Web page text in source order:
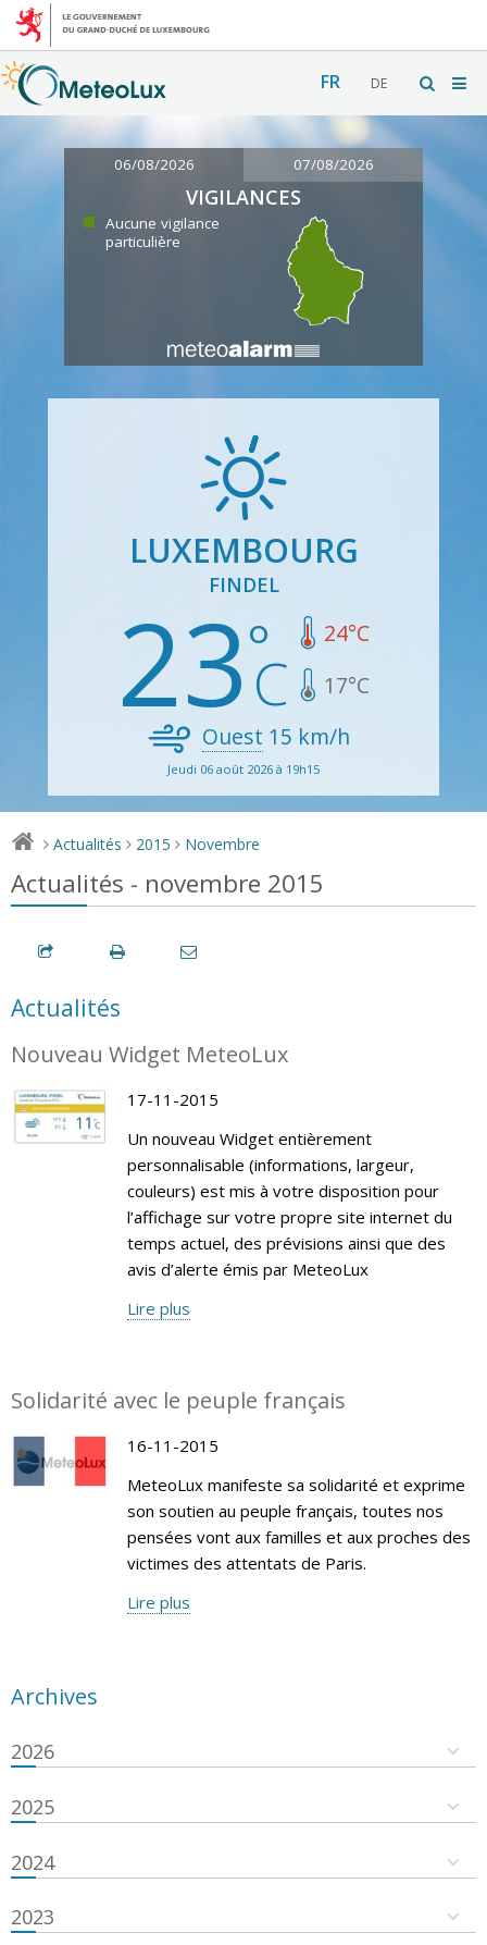
FR DE
06/08/2026 07/08/2026
VIGILANCES
Aucune vigilance
particulière
LUXEMBOURG
FINDEL
23 24°C
17°C
Ouest 15 km/h
Jeudi 06 août 2026 à 19h15
> Actualités > 2015 > Novembre
Actualités - novembre 2015
Actualités
Nouveau Widget MeteoLux
17-11-2015
Un nouveau Widget entièrement
personnalisable (informations, largeur,
couleurs) est mis à votre disposition pour
l’affichage sur votre propre site internet du
temps actuel, des prévisions ainsi que des
avis d’alerte émis par MeteoLux
Lire plus
Solidarité avec le peuple français
16-11-2015
MeteoLux manifeste sa solidarité et exprime
son soutien au peuple français, toutes nos
pensées vont aux familles et aux proches des
victimes des attentats de Paris.
Lire plus
Archives
2026
2025
2024
2023